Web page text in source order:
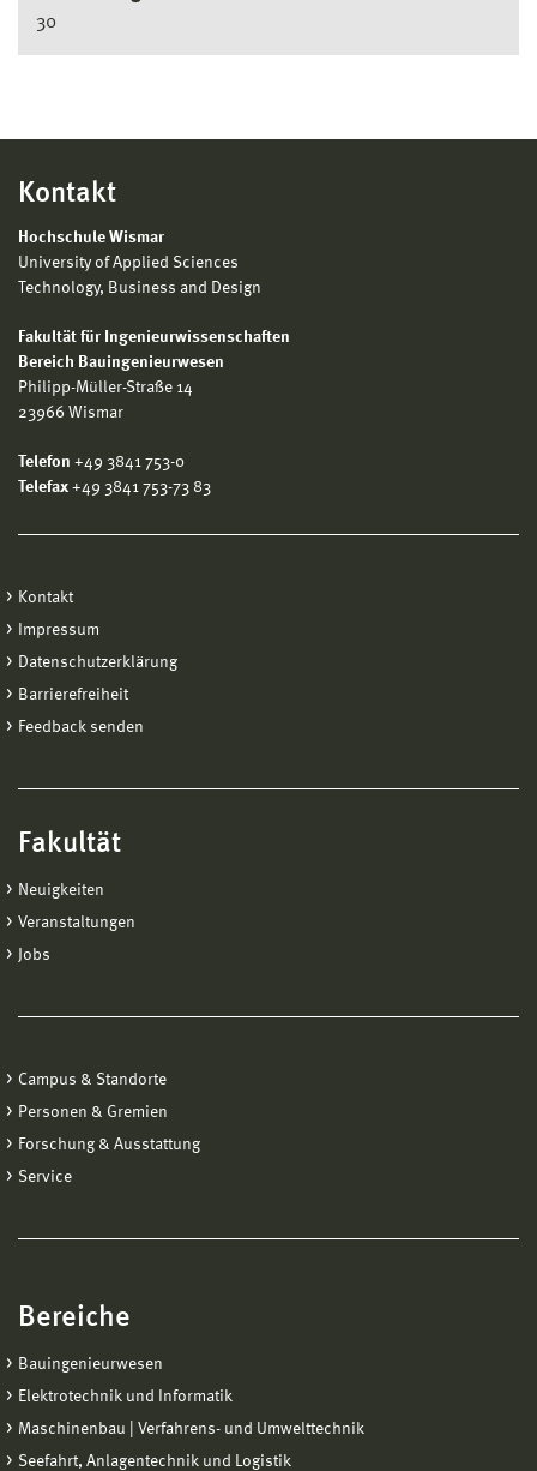
30
Kontakt
Hochschule Wismar
University of Applied Sciences
Technology, Business and Design
Fakultät für Ingenieurwissenschaften
Bereich Bauingenieurwesen
Philipp-Müller-Straße 14
23966 Wismar
Telefon +49 3841 753-0
Telefax +49 3841 753-73 83
Kontakt
Impressum
Datenschutzerklärung
Barrierefreiheit
Feedback senden
Fakultät
Neuigkeiten
Veranstaltungen
Jobs
Campus & Standorte
Personen & Gremien
Forschung & Ausstattung
Service
Bereiche
Bauingenieurwesen
Elektrotechnik und Informatik
Maschinenbau | Verfahrens- und Umwelttechnik
Seefahrt, Anlagentechnik und Logistik